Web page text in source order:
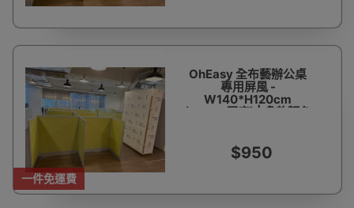
一件免運費
OhEasy 全布藝辦公桌
專用屏風 -
W140*H120cm
(32mm厚度) | 多款顏色
$950